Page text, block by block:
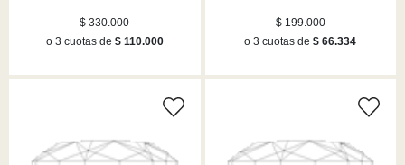
$ 330.000
o 3 cuotas de $ 110.000
$ 199.000
o 3 cuotas de$ 66.334